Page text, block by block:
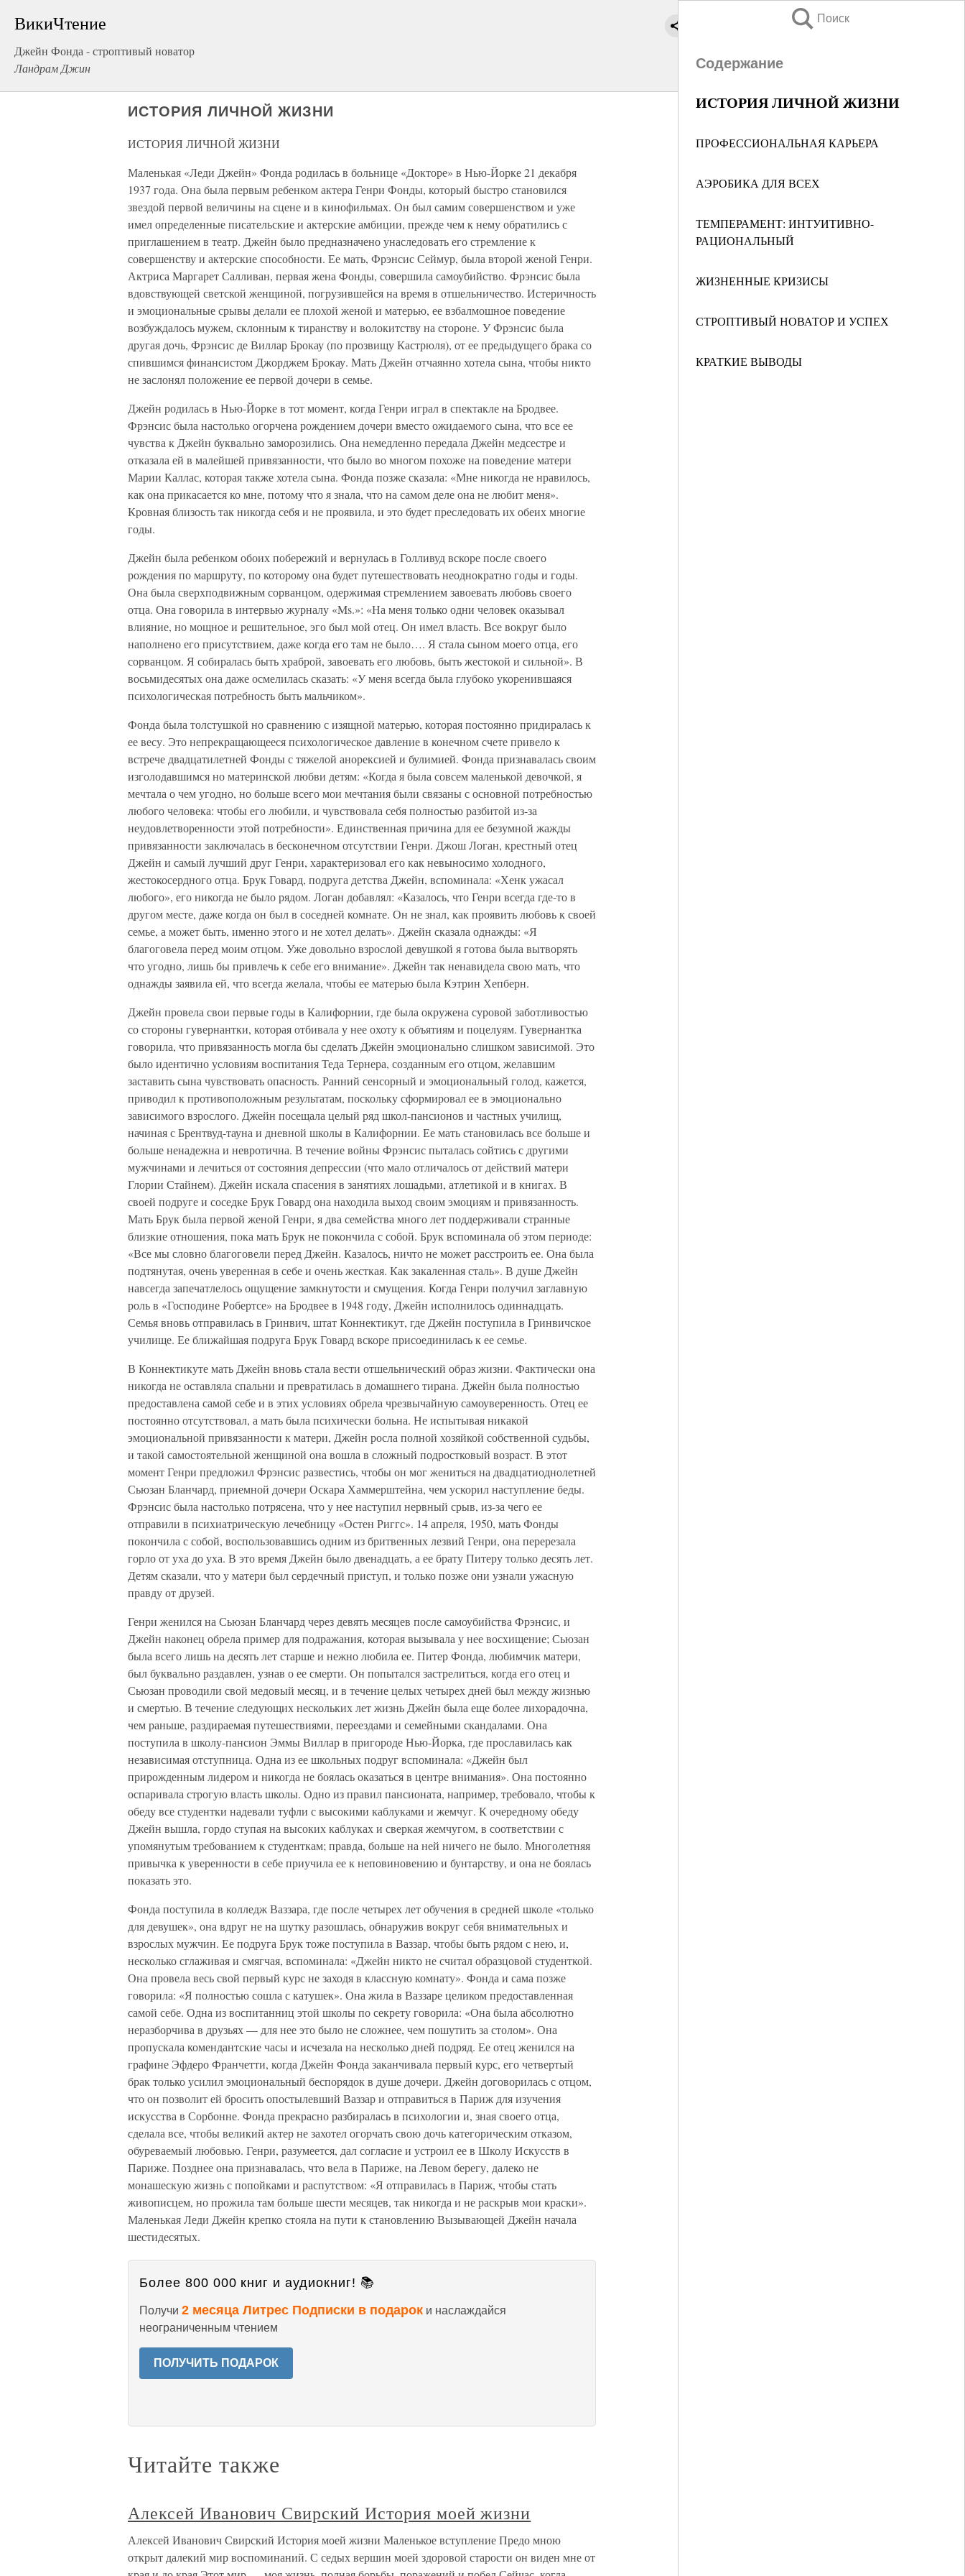
ВикиЧтение
Джейн Фонда - строптивый новатор
Ландрам Джин
Поиск
Содержание
ИСТОРИЯ ЛИЧНОЙ ЖИЗНИ
ПРОФЕССИОНАЛЬНАЯ КАРЬЕРА
АЭРОБИКА ДЛЯ ВСЕХ
ТЕМПЕРАМЕНТ: ИНТУИТИВНО-
РАЦИОНАЛЬНЫЙ
ЖИЗНЕННЫЕ КРИЗИСЫ
СТРОПТИВЫЙ НОВАТОР И УСПЕХ
КРАТКИЕ ВЫВОДЫ
ИСТОРИЯ ЛИЧНОЙ ЖИЗНИ
ИСТОРИЯ ЛИЧНОЙ ЖИЗНИ
Маленькая «Леди Джейн» Фонда родилась в больнице «Докторе» в Нью-Йорке 21 декабря
1937 года. Она была первым ребенком актера Генри Фонды, который быстро становился
звездой первой величины на сцене и в кинофильмах. Он был самим совершенством и уже
имел определенные писательские и актерские амбиции, прежде чем к нему обратились с
приглашением в театр. Джейн было предназначено унаследовать его стремление к
совершенству и актерские способности. Ее мать, Фрэнсис Сеймур, была второй женой Генри.
Актриса Маргарет Салливан, первая жена Фонды, совершила самоубийство. Фрэнсис была
вдовствующей светской женщиной, погрузившейся на время в отшельничество. Истеричность
и эмоциональные срывы делали ее плохой женой и матерью, ее взбалмошное поведение
возбуждалось мужем, склонным к тиранству и волокитству на стороне. У Фрэнсис была
другая дочь, Фрэнсис де Виллар Брокау (по прозвищу Кастрюля), от ее предыдущего брака со
спившимся финансистом Джорджем Брокау. Мать Джейн отчаянно хотела сына, чтобы никто
не заслонял положение ее первой дочери в семье.
Джейн родилась в Нью-Йорке в тот момент, когда Генри играл в спектакле на Бродвее.
Фрэнсис была настолько огорчена рождением дочери вместо ожидаемого сына, что все ее
чувства к Джейн буквально заморозились. Она немедленно передала Джейн медсестре и
отказала ей в малейшей привязанности, что было во многом похоже на поведение матери
Марии Каллас, которая также хотела сына. Фонда позже сказала: «Мне никогда не нравилось,
как она прикасается ко мне, потому что я знала, что на самом деле она не любит меня».
Кровная близость так никогда себя и не проявила, и это будет преследовать их обеих многие
годы.
Джейн была ребенком обоих побережий и вернулась в Голливуд вскоре после своего
рождения по маршруту, по которому она будет путешествовать неоднократно годы и годы.
Она была сверхподвижным сорванцом, одержимая стремлением завоевать любовь своего
отца. Она говорила в интервью журналу «Ms.»: «На меня только одни человек оказывал
влияние, но мощное и решительное, эго был мой отец. Он имел власть. Все вокруг было
наполнено его присутствием, даже когда его там не было…. Я стала сыном моего отца, его
сорванцом. Я собиралась быть храброй, завоевать его любовь, быть жестокой и сильной». В
восьмидесятых она даже осмелилась сказать: «У меня всегда была глубоко укоренившаяся
психологическая потребность быть мальчиком».
Фонда была толстушкой но сравнению с изящной матерью, которая постоянно придиралась к
ее весу. Это непрекращающееся психологическое давление в конечном счете привело к
встрече двадцатилетней Фонды с тяжелой анорексией и булимией. Фонда признавалась своим
изголодавшимся но материнской любви детям: «Когда я была совсем маленькой девочкой, я
мечтала о чем угодно, но больше всего мои мечтания были связаны с основной потребностью
любого человека: чтобы его любили, и чувствовала себя полностью разбитой из-за
неудовлетворенности этой потребности». Единственная причина для ее безумной жажды
привязанности заключалась в бесконечном отсутствии Генри. Джош Логан, крестный отец
Джейн и самый лучший друг Генри, характеризовал его как невыносимо холодного,
жестокосердного отца. Брук Говард, подруга детства Джейн, вспоминала: «Хенк ужасал
любого», его никогда не было рядом. Логан добавлял: «Казалось, что Генри всегда где-то в
другом месте, даже когда он был в соседней комнате. Он не знал, как проявить любовь к своей
семье, а может быть, именно этого и не хотел делать». Джейн сказала однажды: «Я
благоговела перед моим отцом. Уже довольно взрослой девушкой я готова была вытворять
что угодно, лишь бы привлечь к себе его внимание». Джейн так ненавидела свою мать, что
однажды заявила ей, что всегда желала, чтобы ее матерью была Кэтрин Хепберн.
Джейн провела свои первые годы в Калифорнии, где была окружена суровой заботливостью
со стороны гувернантки, которая отбивала у нее охоту к объятиям и поцелуям. Гувернантка
говорила, что привязанность могла бы сделать Джейн эмоционально слишком зависимой. Это
было идентично условиям воспитания Теда Тернера, созданным его отцом, желавшим
заставить сына чувствовать опасность. Ранний сенсорный и эмоциональный голод, кажется,
приводил к противоположным результатам, поскольку сформировал ее в эмоционально
зависимого взрослого. Джейн посещала целый ряд школ-пансионов и частных училищ,
начиная с Брентвуд-тауна и дневной школы в Калифорнии. Ее мать становилась все больше и
больше ненадежна и невротична. В течение войны Фрэнсис пыталась сойтись с другими
мужчинами и лечиться от состояния депрессии (что мало отличалось от действий матери
Глории Стайнем). Джейн искала спасения в занятиях лошадьми, атлетикой и в книгах. В
своей подруге и соседке Брук Говард она находила выход своим эмоциям и привязанность.
Мать Брук была первой женой Генри, я два семейства много лет поддерживали странные
близкие отношения, пока мать Брук не покончила с собой. Брук вспоминала об этом периоде:
«Все мы словно благоговели перед Джейн. Казалось, ничто не может расстроить ее. Она была
подтянутая, очень уверенная в себе и очень жесткая. Как закаленная сталь». В душе Джейн
навсегда запечатлелось ощущение замкнутости и смущения. Когда Генри получил заглавную
роль в «Господине Робертсе» на Бродвее в 1948 году, Джейн исполнилось одиннадцать.
Семья вновь отправилась в Гринвич, штат Коннектикут, где Джейн поступила в Гринвичское
училище. Ее ближайшая подруга Брук Говард вскоре присоединилась к ее семье.
В Коннектикуте мать Джейн вновь стала вести отшельнический образ жизни. Фактически она
никогда не оставляла спальни и превратилась в домашнего тирана. Джейн была полностью
предоставлена самой себе и в этих условиях обрела чрезвычайную самоуверенность. Отец ее
постоянно отсутствовал, а мать была психически больна. Не испытывая никакой
эмоциональной привязанности к матери, Джейн росла полной хозяйкой собственной судьбы,
и такой самостоятельной женщиной она вошла в сложный подростковый возраст. В этот
момент Генри предложил Фрэнсис развестись, чтобы он мог жениться на двадцатиоднолетней
Сьюзан Бланчард, приемной дочери Оскара Хаммерштейна, чем ускорил наступление беды.
Фрэнсис была настолько потрясена, что у нее наступил нервный срыв, из-за чего ее
отправили в психиатрическую лечебницу «Остен Риггс». 14 апреля, 1950, мать Фонды
покончила с собой, воспользовавшись одним из бритвенных лезвий Генри, она перерезала
горло от уха до уха. В это время Джейн было двенадцать, а ее брату Питеру только десять лет.
Детям сказали, что у матери был сердечный приступ, и только позже они узнали ужасную
правду от друзей.
Генри женился на Сьюзан Бланчард через девять месяцев после самоубийства Фрэнсис, и
Джейн наконец обрела пример для подражания, которая вызывала у нее восхищение; Сьюзан
была всего лишь на десять лет старше и нежно любила ее. Питер Фонда, любимчик матери,
был буквально раздавлен, узнав о ее смерти. Он попытался застрелиться, когда его отец и
Сьюзан проводили свой медовый месяц, и в течение целых четырех дней был между жизнью
и смертью. В течение следующих нескольких лет жизнь Джейн была еще более лихорадочна,
чем раньше, раздираемая путешествиями, переездами и семейными скандалами. Она
поступила в школу-пансион Эммы Виллар в пригороде Нью-Йорка, где прославилась как
независимая отступница. Одна из ее школьных подруг вспоминала: «Джейн был
прирожденным лидером и никогда не боялась оказаться в центре внимания». Она постоянно
оспаривала строгую власть школы. Одно из правил пансионата, например, требовало, чтобы к
обеду все студентки надевали туфли с высокими каблуками и жемчуг. К очередному обеду
Джейн вышла, гордо ступая на высоких каблуках и сверкая жемчугом, в соответствии с
упомянутым требованием к студенткам; правда, больше на ней ничего не было. Многолетняя
привычка к уверенности в себе приучила ее к неповиновению и бунтарству, и она не боялась
показать это.
Фонда поступила в колледж Ваззара, где после четырех лет обучения в средней школе «только
для девушек», она вдруг не на шутку разошлась, обнаружив вокруг себя внимательных и
взрослых мужчин. Ее подруга Брук тоже поступила в Ваззар, чтобы быть рядом с нею, и,
несколько сглаживая и смягчая, вспоминала: «Джейн никто не считал образцовой студенткой.
Она провела весь свой первый курс не заходя в классную комнату». Фонда и сама позже
говорила: «Я полностью сошла с катушек». Она жила в Ваззаре целиком предоставленная
самой себе. Одна из воспитанниц этой школы по секрету говорила: «Она была абсолютно
неразборчива в друзьях — для нее это было не сложнее, чем пошутить за столом». Она
пропускала комендантские часы и исчезала на несколько дней подряд. Ее отец женился на
графине Эфдеро Франчетти, когда Джейн Фонда заканчивала первый курс, его четвертый
брак только усилил эмоциональный беспорядок в душе дочери. Джейн договорилась с отцом,
что он позволит ей бросить опостылевший Ваззар и отправиться в Париж для изучения
искусства в Сорбонне. Фонда прекрасно разбиралась в психологии и, зная своего отца,
сделала все, чтобы великий актер не захотел огорчать свою дочь категорическим отказом,
обуреваемый любовью. Генри, разумеется, дал согласие и устроил ее в Школу Искусств в
Париже. Позднее она признавалась, что вела в Париже, на Левом берегу, далеко не
монашескую жизнь с попойками и распутством: «Я отправилась в Париж, чтобы стать
живописцем, но прожила там больше шести месяцев, так никогда и не раскрыв мои краски».
Маленькая Леди Джейн крепко стояла на пути к становлению Вызывающей Джейн начала
шестидесятых.
Более 800 000 книг и аудиокниг! 📚
Получи 2 месяца Литрес Подписки в подарок и наслаждайся
неограниченным чтением
ПОЛУЧИТЬ ПОДАРОК
Читайте также
Алексей Иванович Свирский История моей жизни
Алексей Иванович Свирский История моей жизни Маленькое вступление Предо мною
открыт далекий мир воспоминаний. С седых вершин моей здоровой старости он виден мне от